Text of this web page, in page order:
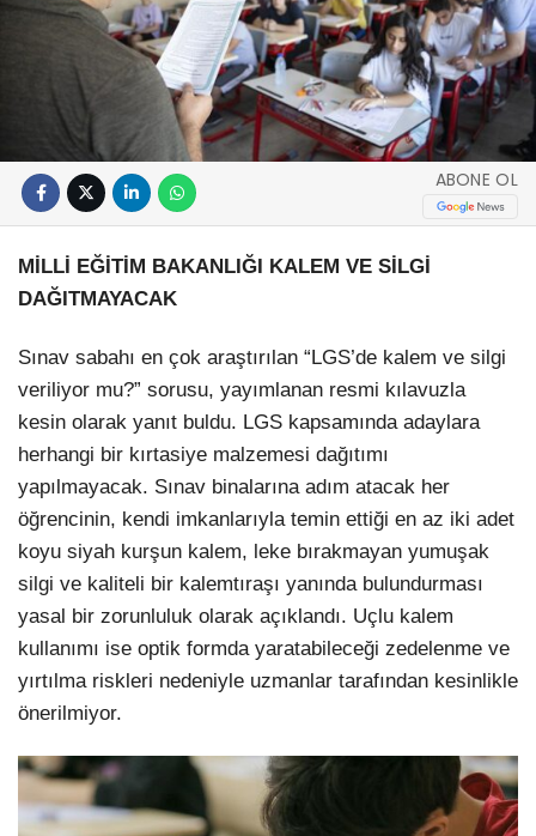
ABONE OL
MİLLİ EĞİTİM BAKANLIĞI KALEM VE SİLGİ
DAĞITMAYACAK
Sınav sabahı en çok araştırılan “LGS’de kalem ve silgi
veriliyor mu?” sorusu, yayımlanan resmi kılavuzla
kesin olarak yanıt buldu. LGS kapsamında adaylara
herhangi bir kırtasiye malzemesi dağıtımı
yapılmayacak. Sınav binalarına adım atacak her
öğrencinin, kendi imkanlarıyla temin ettiği en az iki adet
koyu siyah kurşun kalem, leke bırakmayan yumuşak
silgi ve kaliteli bir kalemtıraşı yanında bulundurması
yasal bir zorunluluk olarak açıklandı. Uçlu kalem
kullanımı ise optik formda yaratabileceği zedelenme ve
yırtılma riskleri nedeniyle uzmanlar tarafından kesinlikle
önerilmiyor.